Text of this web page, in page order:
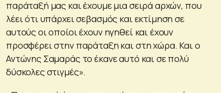
παράταξή μας και έχουμε μια σειρά αρχών, που
λέει ότι υπάρχει σεβασμός και εκτίμηση σε
αυτούς οι οποίοι έχουν ηγηθεί και έχουν
προσφέρει στην παράταξη και στη χώρα. Και ο
Αντώνης Σαμαράς το έκανε αυτό και σε πολύ
δύσκολες στιγμές».